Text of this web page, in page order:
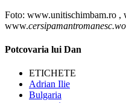
Foto: www.unitischimbam.ro
www.
Potcovaria lui Dan
ETICHETE
Adrian Ilie
Bulgaria